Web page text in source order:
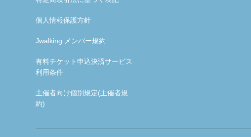
個人情報保護方針
Jwalking メンバー規約
有料チケット申込決済サービス
利用条件
主催者向け個別規定(主催者規
約)